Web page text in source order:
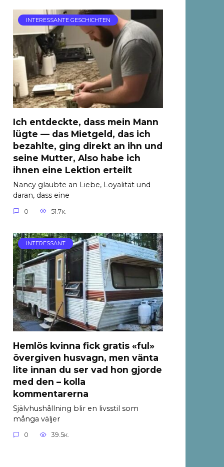
INTERESSANTE GESCHICHTEN
Ich entdeckte, dass mein Mann
lügte — das Mietgeld, das ich
bezahlte, ging direkt an ihn und
seine Mutter, Also habe ich
ihnen eine Lektion erteilt
Nancy glaubte an Liebe, Loyalität und
daran, dass eine
0 51.7к.
INTERESSANT
Hemlös kvinna fick gratis «ful»
övergiven husvagn, men vänta
lite innan du ser vad hon gjorde
med den – kolla
kommentarerna
Självhushållning blir en livsstil som
många väljer
0 39.5к.